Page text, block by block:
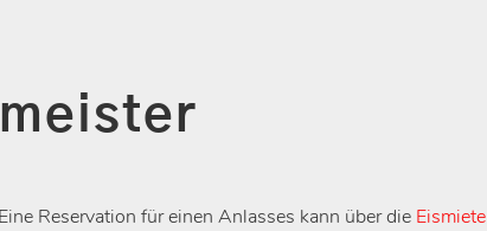
Reservation für einen Anlasses kann über die Eismiete